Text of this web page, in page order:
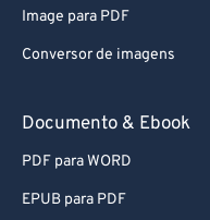
Image para PDF
Conversor de imagens
Documento & Ebook
PDF para WORD
EPUB para PDF